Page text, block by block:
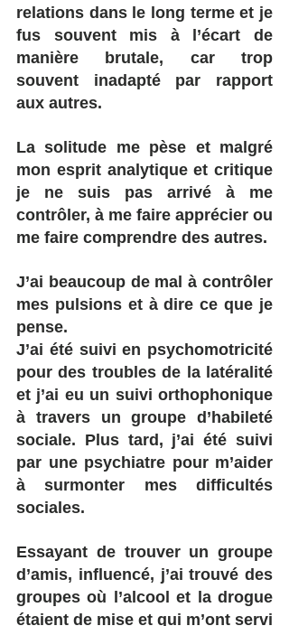
relations dans le long terme et je
fus souvent mis à l’écart de
manière brutale, car trop
souvent inadapté par rapport
aux autres.
La solitude me pèse et malgré
mon esprit analytique et critique
je ne suis pas arrivé à me
contrôler, à me faire apprécier ou
me faire comprendre des autres.
J’ai beaucoup de mal à contrôler
mes pulsions et à dire ce que je
pense.
J’ai été suivi en psychomotricité
pour des troubles de la latéralité
et j’ai eu un suivi orthophonique
à travers un groupe d’habileté
sociale. Plus tard, j’ai été suivi
par une psychiatre pour m’aider
à surmonter mes difficultés
sociales.
Essayant de trouver un groupe
d’amis, influencé, j’ai trouvé des
groupes où l’alcool et la drogue
étaient de mise et qui m’ont servi